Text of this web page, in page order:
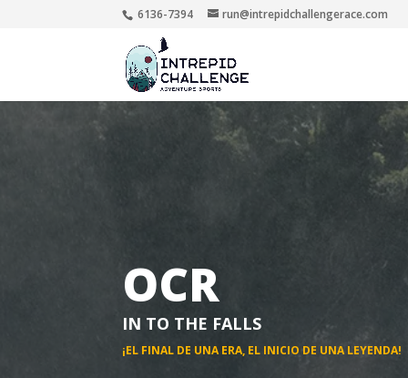
6136-7394 run@intrepidchallengerace.com
OCR
IN TO THE FALLS
¡EL FINAL DE UNA ERA, EL INICIO DE UNA LEYENDA!